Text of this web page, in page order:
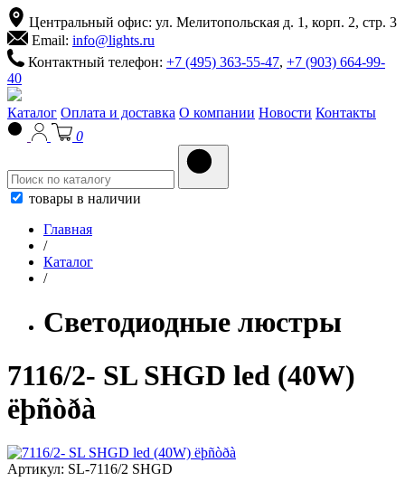
Центральный офис: ул. Мелитопольская д. 1, корп. 2, стр. 3
Email: info@lights.ru
Контактный телефон: +7 (495) 363-55-47, +7 (903) 664-99-
40
Каталог Оплата и доставка О компании Новости Контакты
0
товары в наличии
Главная
/
Каталог
/
Светодиодные люстры
7116/2- SL SHGD led (40W)
ëþñòðà
Артикул: SL-7116/2 SHGD